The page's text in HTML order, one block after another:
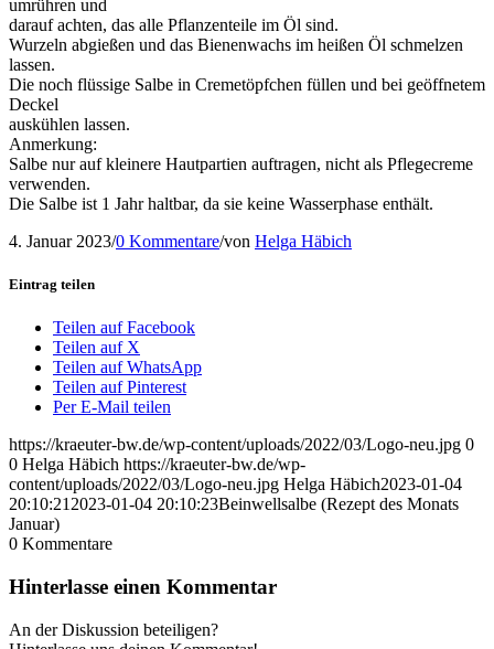
umrühren und
darauf achten, das alle Pflanzenteile im Öl sind.
Wurzeln abgießen und das Bienenwachs im heißen Öl schmelzen
lassen.
Die noch flüssige Salbe in Cremetöpfchen füllen und bei geöffnetem
Deckel
auskühlen lassen.
Anmerkung:
Salbe nur auf kleinere Hautpartien auftragen, nicht als Pflegecreme
verwenden.
Die Salbe ist 1 Jahr haltbar, da sie keine Wasserphase enthält.
4. Januar 2023/0 Kommentare/von Helga Häbich
Eintrag teilen
Teilen auf Facebook
Teilen auf X
Teilen auf WhatsApp
Teilen auf Pinterest
Per E-Mail teilen
https://kraeuter-bw.de/wp-content/uploads/2022/03/Logo-neu.jpg 0
0 Helga Häbich https://kraeuter-bw.de/wp-
content/uploads/2022/03/Logo-neu.jpg Helga Häbich2023-01-04
20:10:21 2023-01-04 20:10:23Beinwellsalbe (Rezept des Monats
Januar)
0 Kommentare
Hinterlasse einen Kommentar
An der Diskussion beteiligen?